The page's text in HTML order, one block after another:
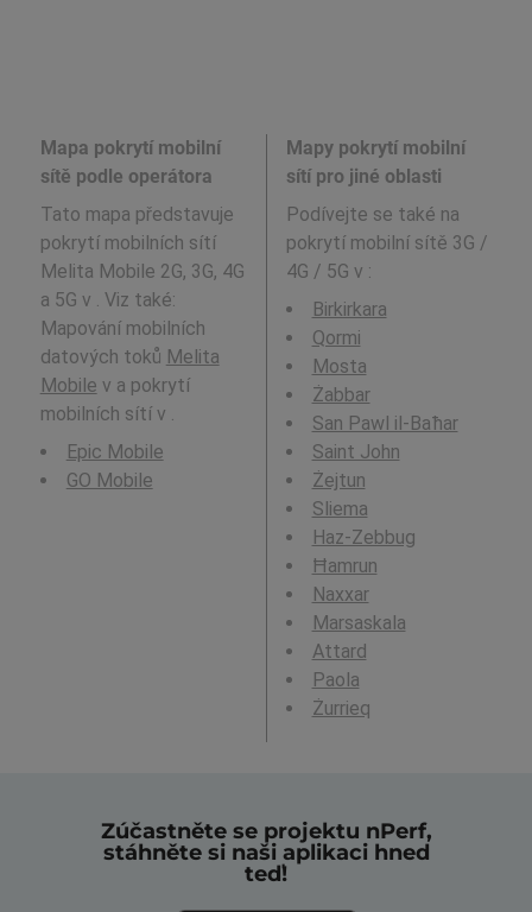
Mapa pokrytí mobilní
sítě podle operátora
Tato mapa představuje
pokrytí mobilních sítí
Melita Mobile 2G, 3G, 4G
a 5G v . Viz také:
Mapování mobilních
datových toků Melita
Mobile v a pokrytí
mobilních sítí v .
Epic Mobile
GO Mobile
Mapy pokrytí mobilní
sítí pro jiné oblasti
Podívejte se také na
pokrytí mobilní sítě 3G /
4G / 5G v :
Birkirkara
Qormi
Mosta
Żabbar
San Pawl il-Baħar
Saint John
Żejtun
Sliema
Haz-Zebbug
Ħamrun
Naxxar
Marsaskala
Attard
Paola
Żurrieq
Zúčastněte se projektu nPerf,
stáhněte si naši aplikaci hned
teď!